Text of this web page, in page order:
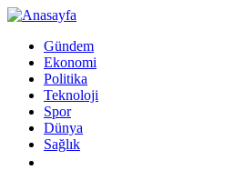
Gündem
Ekonomi
Politika
Teknoloji
Spor
Dünya
Sağlık